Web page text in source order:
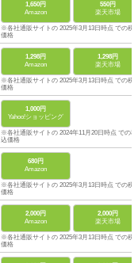
1,650円
Amazon
550円
楽天市場
※各社通販サイトの 2025年3月13日時点 での税
価格
1,298円
Amazon
1,298円
楽天市場
※各社通販サイトの 2025年3月13日時点 での税
価格
1,000円
Yahoo!ショッピング
※各社通販サイトの 2024年11月20日時点 での税
込価格
680円
Amazon
※各社通販サイトの 2025年3月13日時点 での税
価格
2,000円
Amazon
2,000円
楽天市場
※各社通販サイトの 2025年3月13日時点 での税
価格